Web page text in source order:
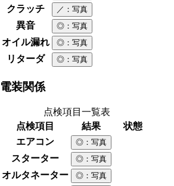
クラッチ ／ ：写真
異音 ◎ ：写真
オイル漏れ ◎ ：写真
リターダ ◎ ：写真
電装関係
点検項目一覧表
点検項目
結果
状態
エアコン
◎ ：写真
スターター ◎ ：写真
オルタネーター ◎ ：写真